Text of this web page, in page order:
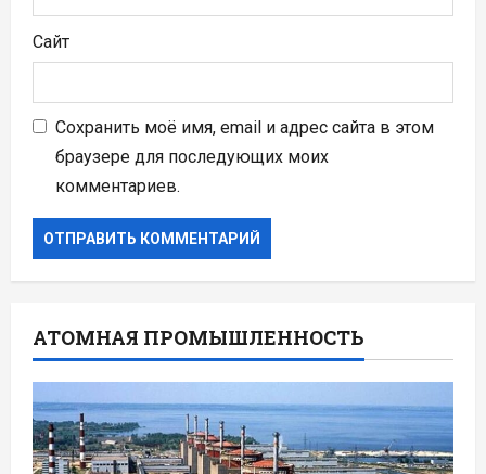
Сайт
Сохранить моё имя, email и адрес сайта в этом
браузере для последующих моих
комментариев.
АТОМНАЯ ПРОМЫШЛЕННОСТЬ